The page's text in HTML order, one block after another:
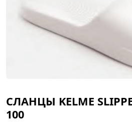
СЛАНЦЫ KELME
100